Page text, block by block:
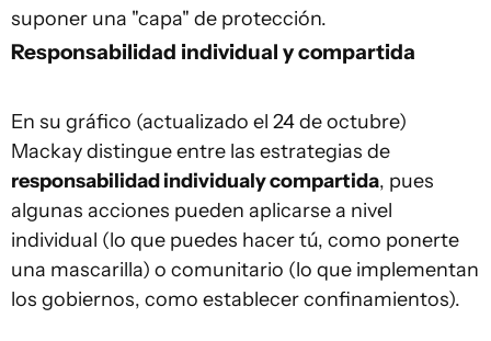
suponer una "capa" de protección.
Responsabilidad individual y compartida
En su gráfico (actualizado el 24 de octubre)
Mackay distingue entre las estrategias de
responsabilidad individualy compartida, pues
algunas acciones pueden aplicarse a nivel
individual (lo que puedes hacer tú, como ponerte
una mascarilla) o comunitario (lo que implementan
los gobiernos, como establecer confinamientos).